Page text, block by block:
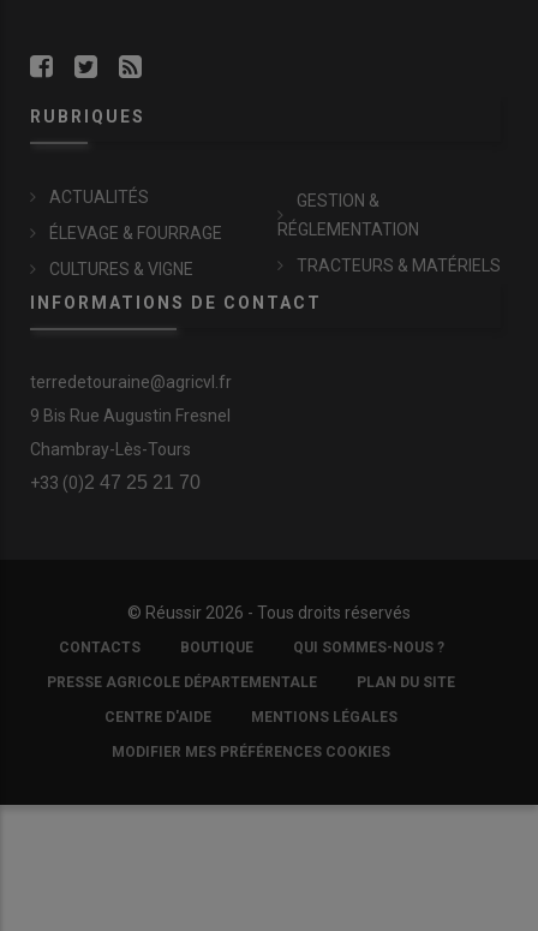
RUBRIQUES
ACTUALITÉS
ÉLEVAGE & FOURRAGE
CULTURES & VIGNE
GESTION &
RÉGLEMENTATION
TRACTEURS & MATÉRIELS
INFORMATIONS DE CONTACT
terredetouraine@agricvl.fr
9 Bis Rue Augustin Fresnel
Chambray-Lès-Tours
+33 (0)2 47 25 21 70
© Réussir 2026 - Tous droits réservés
FOOTER
COPYRIGHT
CONTACTS BOUTIQUE QUI SOMMES-NOUS ?
PRESSE AGRICOLE DÉPARTEMENTALE PLAN DU SITE
CENTRE D'AIDE MENTIONS LÉGALES
MODIFIER MES PRÉFÉRENCES COOKIES